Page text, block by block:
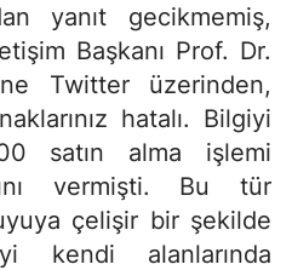
yanıt gecikmemiş,
Başkanı Prof. Dr.
Twitter üzerinden,
hatalı. Bilgiyi
satın alma işlemi
vermişti. Bu tür
çelişir bir şekilde
kendi alanlarında